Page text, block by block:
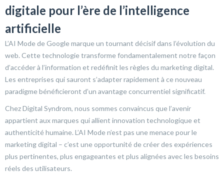
digitale pour l’ère de l’intelligence
artificielle
L’AI Mode de Google marque un tournant décisif dans l’évolution du
web. Cette technologie transforme fondamentalement notre façon
d’accéder à l’information et redéfinit les règles du marketing digital.
Les entreprises qui sauront s’adapter rapidement à ce nouveau
paradigme bénéficieront d’un avantage concurrentiel significatif.
Chez Digital Syndrom, nous sommes convaincus que l’avenir
appartient aux marques qui allient innovation technologique et
authenticité humaine. L’AI Mode n’est pas une menace pour le
marketing digital – c’est une opportunité de créer des expériences
plus pertinentes, plus engageantes et plus alignées avec les besoins
réels des utilisateurs.